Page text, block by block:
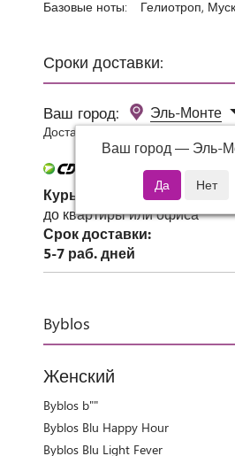
Сроки доставки:
Ваш город:
Эль-Монте
Ваш город — Эль-
Доставка 0 руб при заказе от
Курьер СДЭК
до квартиры или офиса
Срок доставки:
5-7 раб. дней
Byblos
Женский
Byblos b""
Byblos Blu Happy Hour
Byblos Blu Light Fever
Базовые ноты: Гелиотроп,